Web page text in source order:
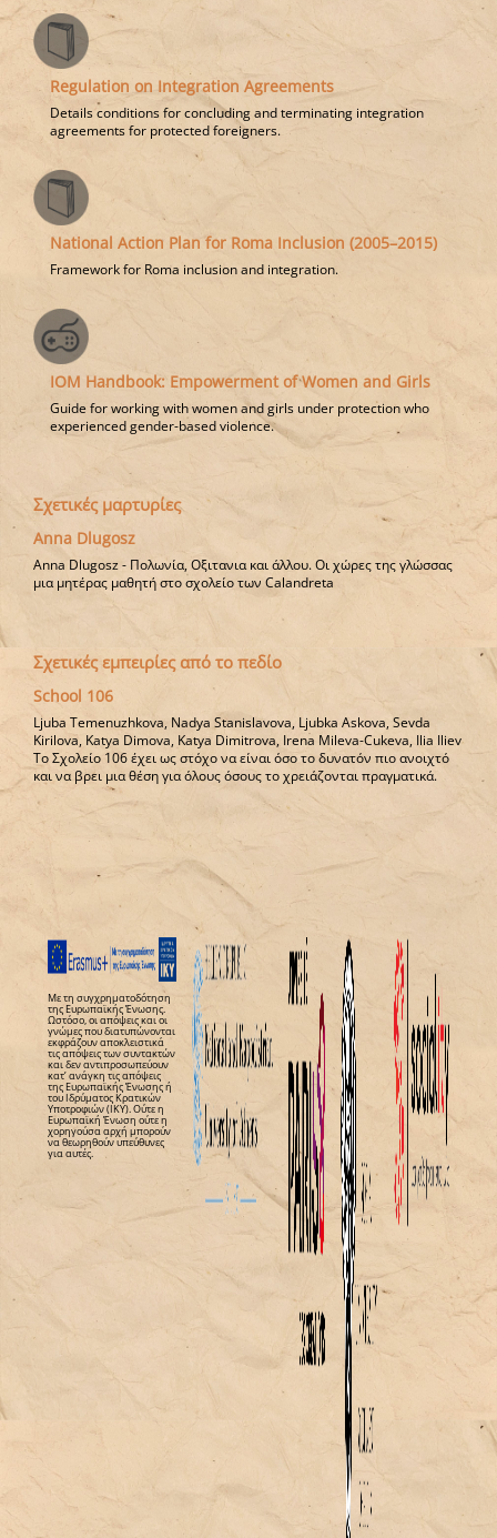
Regulation on Integration Agreements
Details conditions for concluding and terminating integration
agreements for protected foreigners.
National Action Plan for Roma Inclusion (2005–2015)
Framework for Roma inclusion and integration.
IOM Handbook: Empowerment of Women and Girls
Guide for working with women and girls under protection who
experienced gender-based violence.
Σχετικές μαρτυρίες
Anna Dlugosz
Anna Dlugosz - Πολωνία, Οξιτανια και άλλου. Οι χώρες της γλώσσας
μια μητέρας μαθητή στο σχολείο των Calandreta
Σχετικές εμπειρίες από το πεδίο
School 106
Ljuba Temenuzhkova, Nadya Stanislavova, Ljubka Askova, Sevda
Kirilova, Katya Dimova, Katya Dimitrova, Irena Mileva-Cukeva, Ilia Iliev
Το Σχολείο 106 έχει ως στόχο να είναι όσο το δυνατόν πιο ανοιχτό
και να βρει μια θέση για όλους όσους το χρειάζονται πραγματικά.
Με τη συγχρηματοδότηση
της Ευρωπαϊκής Ένωσης.
Ωστόσο, οι απόψεις και οι
γνώμες που διατυπώνονται
εκφράζουν αποκλειστικά
τις απόψεις των συντακτών
και δεν αντιπροσωπεύουν
κατ’ ανάγκη τις απόψεις
της Ευρωπαϊκής Ένωσης ή
του Ιδρύματος Κρατικών
Υποτροφιών (ΙΚΥ). Ούτε η
Ευρωπαϊκή Ένωση ούτε η
χορηγούσα αρχή μπορούν
να θεωρηθούν υπεύθυνες
για αυτές.